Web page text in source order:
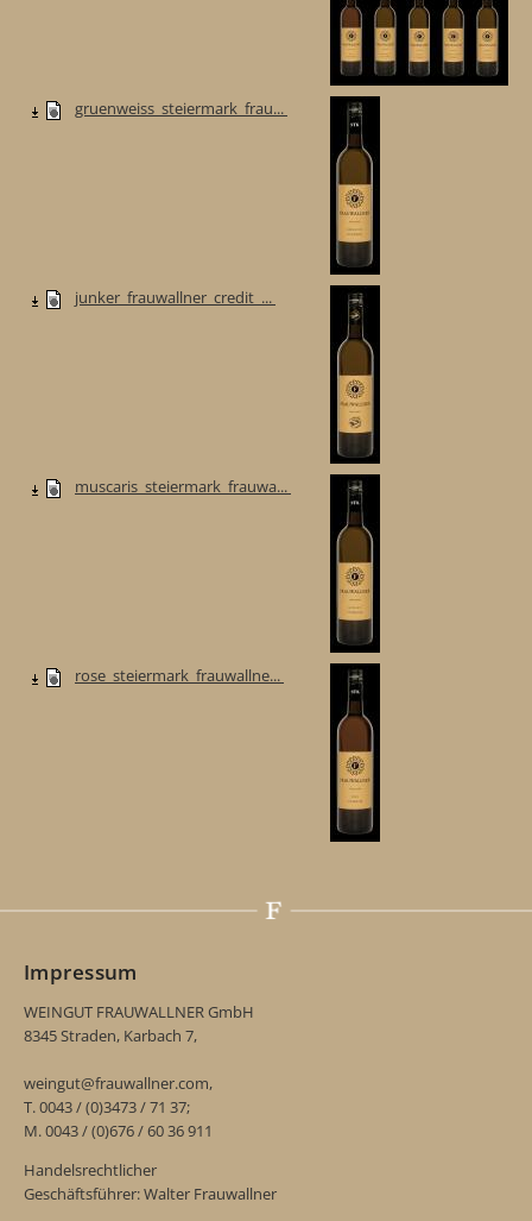
gruenweiss_steiermark_frau...
junker_frauwallner_credit_...
muscaris_steiermark_frauwa...
rose_steiermark_frauwallne...
Impressum
WEINGUT FRAUWALLNER GmbH
8345 Straden, Karbach 7,
weingut@frauwallner.com,
T. 0043 / (0)3473 / 71 37;
M. 0043 / (0)676 / 60 36 911
Handelsrechtlicher
Geschäftsführer: Walter Frauwallner